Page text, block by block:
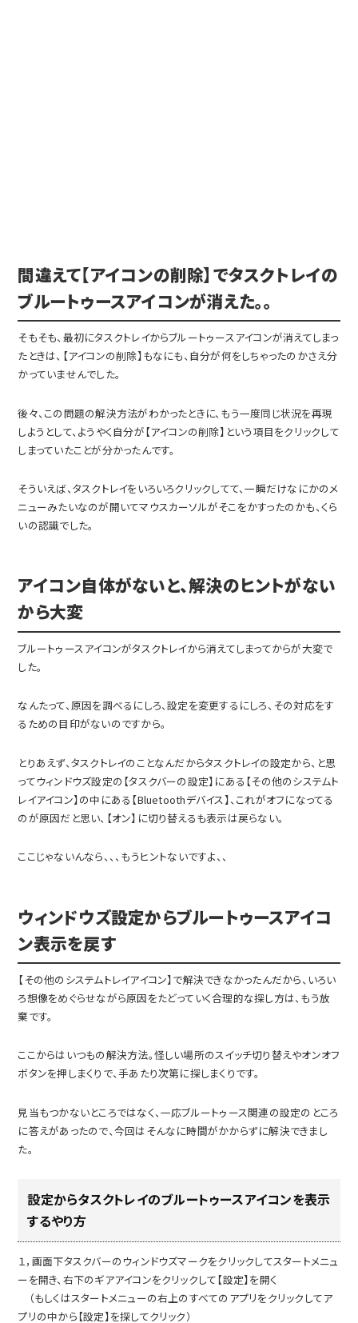
間違えて【アイコンの削除】でタスクトレイの
ブルートゥースアイコンが消えた。。
そもそも、最初にタスクトレイからブルートゥースアイコンが消えてしまっ
たときは、【アイコンの削除】もなにも、自分が何をしちゃったのかさえ分
かっていませんでした。
後々、この問題の解決方法がわかったときに、もう一度同じ状況を再現
しようとして、ようやく自分が【アイコンの削除】という項目をクリックして
しまっていたことが分かったんです。
そういえば、タスクトレイをいろいろクリックしてて、一瞬だけなにかのメ
ニューみたいなのが開いてマウスカーソルがそこをかすったのかも、くら
いの認識でした。
アイコン自体がないと、解決のヒントがない
から大変
ブルートゥースアイコンがタスクトレイから消えてしまってからが大変で
した。
なんたって、原因を調べるにしろ、設定を変更するにしろ、その対応をす
るための目印がないのですから。
とりあえず、タスクトレイのことなんだからタスクトレイの設定から、と思
ってウィンドウズ設定の【タスクバーの設定】にある【その他のシステムト
レイアイコン】の中にある【Bluetoothデバイス】、これがオフになってる
のが原因だと思い、【オン】に切り替えるも表示は戻らない。
ここじゃないんなら、、、もうヒントないですよ、、
ウィンドウズ設定からブルートゥースアイコ
ン表示を戻す
【その他のシステムトレイアイコン】で解決できなかったんだから、いろい
ろ想像をめぐらせながら原因をたどっていく合理的な探し方は、もう放
棄です。
ここからはいつもの解決方法。怪しい場所のスイッチ切り替えやオンオフ
ボタンを押しまくりで、手あたり次第に探しまくりです。
見当もつかないところではなく、一応ブルートゥース関連の設定のところ
に答えがあったので、今回はそんなに時間がかからずに解決できまし
た。
設定からタスクトレイのブルートゥースアイコンを表示
するやり方
１，画面下タスクバーのウィンドウズマークをクリックしてスタートメニュ
ーを開き、右下のギアアイコンをクリックして【設定】を開く
（もしくはスタートメニューの右上のすべてのアプリをクリックしてア
プリの中から【設定】を探してクリック）